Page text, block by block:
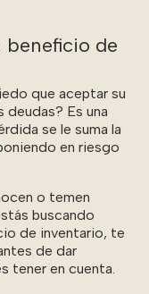
beneficio de
que aceptar su
Es una
se le suma la
en riesgo
o temen
buscando
de inventario, te
de dar
tener en cuenta.